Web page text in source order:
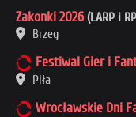
Zakonki 2026 (LARP i
Brzeg
Festiwal Gier i
Piła
Wrocławskie Dni